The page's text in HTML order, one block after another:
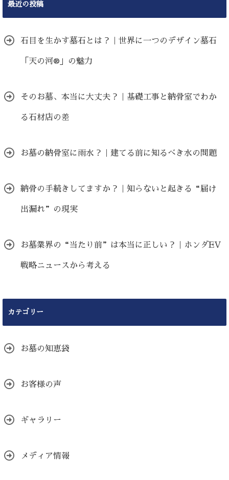
最近の投稿
石目を生かす墓石とは？｜世界に一つのデザイン墓石
「天の河®」の魅力
そのお墓、本当に大丈夫？｜基礎工事と納骨室でわか
る石材店の差
お墓の納骨室に雨水？｜建てる前に知るべき水の問題
納骨の手続きしてますか？｜知らないと起きる“届け
出漏れ”の現実
お墓業界の“当たり前”は本当に正しい？｜ホンダEV
戦略ニュースから考える
カテゴリー
お墓の知恵袋
お客様の声
ギャラリー
メディア情報